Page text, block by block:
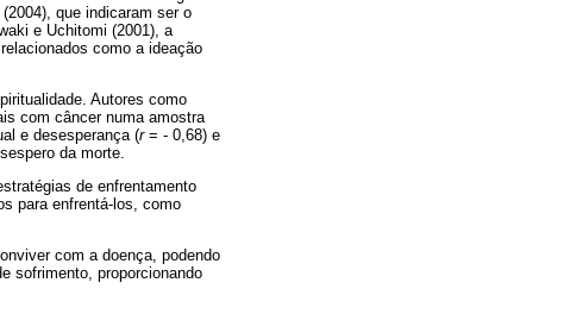
que indicaram ser o
e Uchitomi (2001), a
como a ideação
Autores como
com câncer numa amostra
e desesperança (r= - 0,68) e
da morte.
de enfrentamento
para enfrentá-los, como
com a doença, podendo
sofrimento, proporcionando